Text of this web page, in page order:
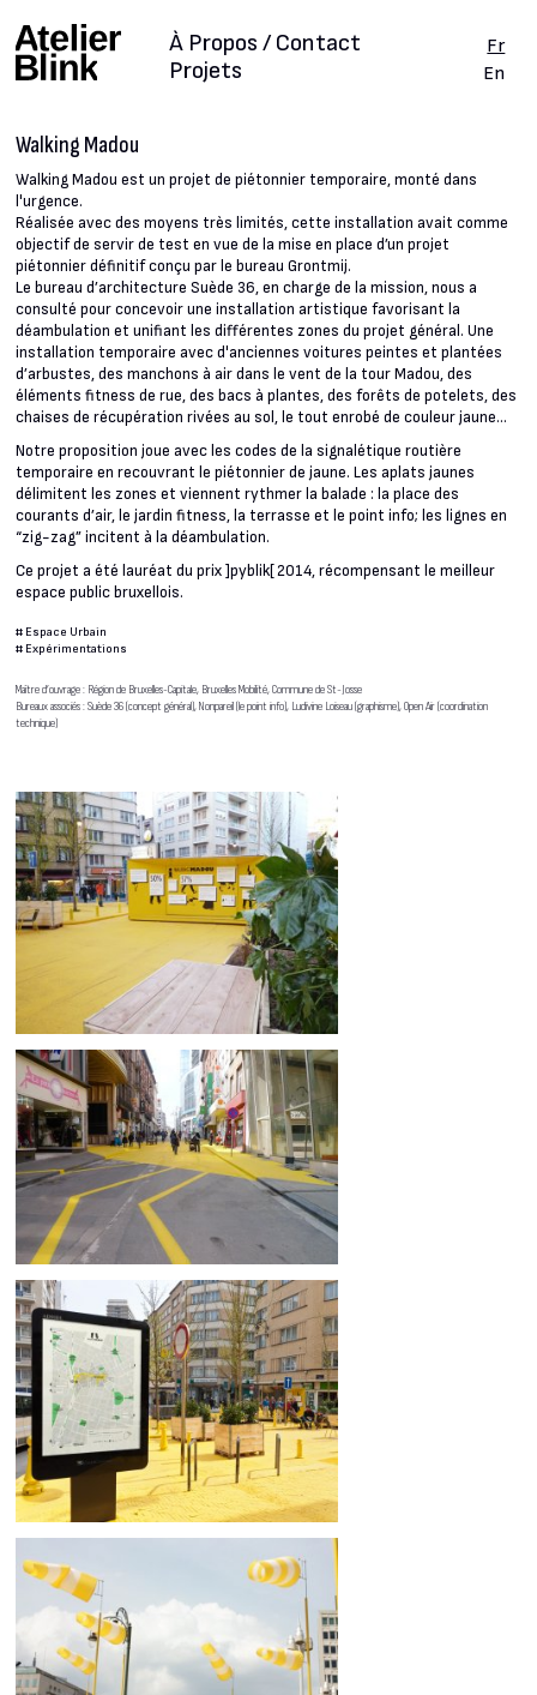
Projets
À Propos / Contact
Fr
En
Walking Madou
Walking Madou est un projet de piétonnier temporaire, monté dans
l'urgence.
Réalisée avec des moyens très limités, cette installation avait comme
objectif de servir de test en vue de la mise en place d’un projet
piétonnier définitif conçu par le bureau Grontmij.
Le bureau d’architecture Suède 36, en charge de la mission, nous a
consulté pour concevoir une installation artistique favorisant la
déambulation et unifiant les différentes zones du projet général. Une
installation temporaire avec d'anciennes voitures peintes et plantées
d’arbustes, des manchons à air dans le vent de la tour Madou, des
éléments fitness de rue, des bacs à plantes, des forêts de potelets, des
chaises de récupération rivées au sol, le tout enrobé de couleur jaune...
Notre proposition joue avec les codes de la signalétique routière
temporaire en recouvrant le piétonnier de jaune. Les aplats jaunes
délimitent les zones et viennent rythmer la balade : la place des
courants d’air, le jardin fitness, la terrasse et le point info; les lignes en
“zig-zag” incitent à la déambulation.
Ce projet a été lauréat du prix ]pyblik[ 2014, récompensant le meilleur
espace public bruxellois.
# Espace Urbain
# Expérimentations
Maître d’ouvrage : Région de Bruxelles-Capitale, Bruxelles Mobilité, Commune de St-Josse
Bureaux associés : Suède 36 (concept général), Nonpareil (le point info), Ludivine Loiseau (graphisme), Open Air (coordination
technique)